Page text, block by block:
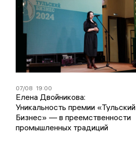
07/08 19:00
Елена Двойникова:
Уникальность премии «Тульский
Бизнес» — в преемственности
промышленных традиций